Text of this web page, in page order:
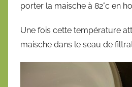
porter la maische à 82°c en
Une fois cette température
maische dans le seau de